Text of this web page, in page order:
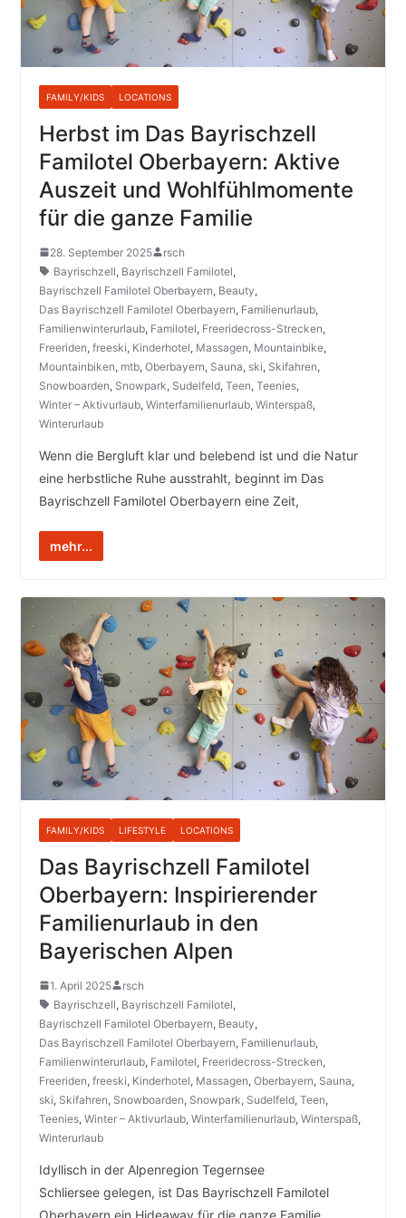
FAMILY/KIDS LOCATIONS
Herbst im Das Bayrischzell
Familotel Oberbayern: Aktive
Auszeit und Wohlfühlmomente
für die ganze Familie
28. September 2025
rsch
Bayrischzell, Bayrischzell Familotel,
Bayrischzell Familotel Oberbayern, Beauty,
Das Bayrischzell Familotel Oberbayern, Familienurlaub,
Familienwinterurlaub, Familotel, Freeridecross-Strecken,
Freeriden, freeski, Kinderhotel, Massagen, Mountainbike,
Mountainbiken, mtb, Oberbayern, Sauna, ski, Skifahren,
Snowboarden, Snowpark, Sudelfeld, Teen, Teenies,
Winter – Aktivurlaub, Winterfamilienurlaub, Winterspaß,
Winterurlaub
Wenn die Bergluft klar und belebend ist und die Natur
eine herbstliche Ruhe ausstrahlt, beginnt im Das
Bayrischzell Familotel Oberbayern eine Zeit,
mehr...
FAMILY/KIDS LIFESTYLE LOCATIONS
Das Bayrischzell Familotel
Oberbayern: Inspirierender
Familienurlaub in den
Bayerischen Alpen
1. April 2025
rsch
Bayrischzell, Bayrischzell Familotel,
Bayrischzell Familotel Oberbayern, Beauty,
Das Bayrischzell Familotel Oberbayern, Familienurlaub,
Familienwinterurlaub, Familotel, Freeridecross-Strecken,
Freeriden, freeski, Kinderhotel, Massagen, Oberbayern, Sauna,
ski, Skifahren, Snowboarden, Snowpark, Sudelfeld, Teen,
Teenies, Winter – Aktivurlaub, Winterfamilienurlaub, Winterspaß,
Winterurlaub
Idyllisch in der Alpenregion Tegernsee
Schliersee gelegen, ist Das Bayrischzell Familotel
Oberbayern ein Hideaway für die ganze Familie.